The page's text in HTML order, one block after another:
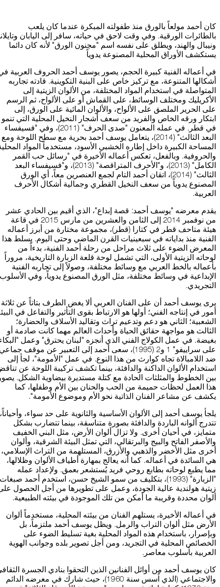
كان أحمد مولعاً بالورق منذ طفولته المبكرة عندما كان يلعب
بالطائرات الورقية. وفي وقت لاحق في حياته، سافر إلى اليابان
ونيبال والهند، ويطلق على نفسه اسم "مجنون الورق" لأنه كان دائما
يستكشف الأوراق المحلية المصنوعة يدوياً
في أعماله الفنية كبيرة الحجم، يصور يوسف أحمد الحروف العربية
أشكالها المتنوعة، مع تركيز خاص على البنية التكوينية. قادته تجاربه
المتواصلة في استخدام المواد المختلفة، من الألوان الزيتية إلى
الأكريليك ومختلف الوسائط، على القماش أو على الألواح، ثم الرسم
على الحرير الملصق على الألواح، والألوان المائية على الورق، إلى
ابتكار ورقه الخاص والفريد من سعف أشجار النخيل المحلية التي تنمو
في قطر. في عمله المعنون "صدى الحرف" (2011)، وفي "فسيفساء
البعد الثالث" (2014)، يتعامل يوسف أحمد بحرية مع سطح اللوحة ومع
المساحة الكبيرة داخل إطاره الخشبي الأسود، مستخدماً المواد
والحروفية. وبالفعل، تعكس أعماله الأخيرة في "رسائل حب القمر
الكامل" (2013)، و"الأحرف المتراقصة" (2013)، و"فسيفساء البعد
الثالث" (2014)، اتقان أحمد التام لجمع العنصرين معاً، أي الورق
المصنوع يدوياً من سعف النخيل القطري وجمالية أشكال الأحرف
العربية.
يقدم معرضه "يوسف أحمد: قصة إبداع"، الذي أقيم بين الحادي عشر
من نوفمبر 2014 إلى الثامن والعشرين من مارس 2015 في قاعة
هيئة متاحف قطر في كتارا (قطر)، مجموعة مختارة من أبرز أعماله
الفنية منذ بداياته في سبعينيات القرن الماضي وحتى اليوم. يسلط هذا
المعرض الضوء على ثلاث مراحل من رحلة أحمد الفنية، بدءاً من
لوحاته الزيتية الأولى، التي تشمل لوحة قلعة الزبارة التاريخية، مروراً
بأعماله بالخط العربي مع وسائط مختلفة، وصولاً إلى تجاربه الفنية
الإبداعية في وسائط مختلفة، مثل الورق المصنوع يدوياً، وفي الأسلوب
التجريدي.
يرى يوسف أحمد أن على الفنان العربي ألا يغض الطرف بتاتاً عن ثلاثة
أمور في إنتاجه الفني؛ أولها هو الارتباط بقوى التأثير والتفاعل في
الشعبية؛ الثاني هو دعم وتدعيم تراث وتقاليد الأسلاف والحضارة؛
الثالث هو مواجهة حقائق الحياة وأحداث العالم مهما كانت صادمة أو
بغيضة. في عمل الكولاج الفني الذي أنجزه "لبنان يحترق" وعمل
على سراييفو" 1 و2 (1995)، سعى أحمد إلى التعبير عن موقف
ضد اللامبالاة تجاه كوارث من هذا النوع. في عمل "الأمومة"، لجأ إلى
استخدام الألوان الداكنة والدافئة، بينما تكشف تركيبة اللوحة عن
بين الخطوط والمثلثات الحادة مع كتلة مستديرة بيضاوية الشكل.
هذا العمل لحظات حميمة من الحب والحنان بين الأم وطفلها، كما
يكشف عن مشاعر الفنان الذاتية نحو الأم وموضوع الأمومة".
يلجأ يوسف أحمد إلى الألوان الأساسية والثانوية على حد سواء، وأحياناً،
تتدرج ألوانه الباردة والدافئة بصورة متناسقة، بينما تتضارب بشكل
متمايز، في أحيان أخرى. ولا تزال ألوان الأرض، مثل البني الخفيف
والأصفر الفاتح والبيج والبرتقالي، التي تمثل البيئة الشرقية، وألوان
أخرى مثل الأخضر والذهبي والأزرق، المستلهمة من التراث الإسلامي،
هي السائدة في أعماله. كما أنه يعالج بمهارة أطياف الألوان وظلالها،
مما يطبع لوحاته بطابع روحي فريد يُستشعر بعمق. ولإعداد عمله
"الزبارة" (1993)، بتكليف من سمو الشيخ حسن، استخدم أحمد صبغات
زيتية هولندية عالية الجودة، وعمل على تطويرها من أجل الحصول
ألوان محددة وقريبة ما أمكن من تلك الموجودة في بيئته الطبيعية.
في أعماله الأخيرة، يستلهم الفنان من بيئته المحلية، مستخدماً ألوان
الأرض مثل ألوان التراب والرمل. ويظل يوسف أحمد ملتزماً، بل
وبإصرار، باستخدام هذه المواد المحلية بغية تسليط الضوء على
الخصائص المحلية في التجريد، ومن أجل تصوير بلده وجوانب الهوية
العربية بأسلوب معاصر.
كان يوسف أحمد من أوائل الفنانين الذين التحقوا بنادي الجسرة
والاجتماعي (الذي اُسس سنة 1960)، حيث شارك في معرضه الدائم